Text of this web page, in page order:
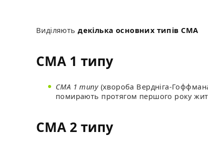
Виділяютьдекілька основних типів СМА
СМА 1 типу
СМА 1 типу(хвороба Вердніга-
помирають протягом першого року
СМА 2 типу